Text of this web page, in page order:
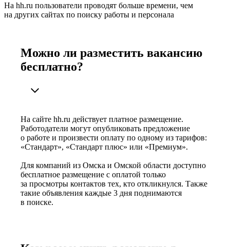
На hh.ru пользователи проводят больше времени, чем
на других сайтах по поиску работы и персонала
Можно ли разместить вакансию
бесплатно?
На сайте hh.ru действует платное размещение.
Работодатели могут опубликовать предложение
о работе и произвести оплату по одному из тарифов:
«Стандарт», «Стандарт плюс» или «Премиум».
Для компаний из Омска и Омской области доступно
бесплатное размещение с оплатой только
за просмотры контактов тех, кто откликнулся. Также
такие объявления каждые 3 дня поднимаются
в поиске.